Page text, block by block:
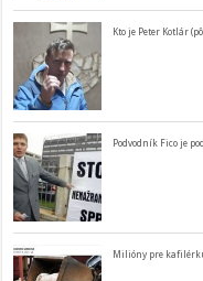
Kto je Peter Kotlár
Podvodník Fico je
Milióny pre